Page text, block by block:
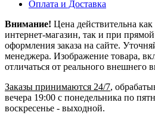
Оплата и Доставка
Внимание! Цена действительна как
интернет-магазин, так и при
оформления заказа на сайте.
менеджера. Изображение товара,
отличаться от реального внешнего
Заказы принимаются 24/7,
вечера 19:00 с понедельника по
воскресенье - выходной.